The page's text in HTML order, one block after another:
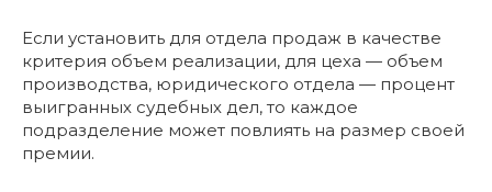
Если установить для отдела продаж в качестве
критерия объем реализации, для цеха — объем
производства, юридического отдела — процент
выигранных судебных дел, то каждое
подразделение может повлиять на размер своей
премии.